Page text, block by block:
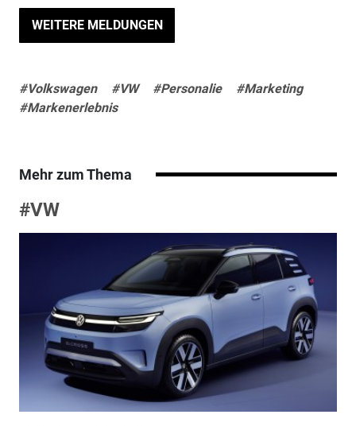
WEITERE MELDUNGEN
#Volkswagen #VW #Personalie
#Marketing
#Markenerlebnis
Mehr zum Thema
#VW